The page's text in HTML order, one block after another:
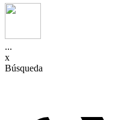
...
x
Búsqueda